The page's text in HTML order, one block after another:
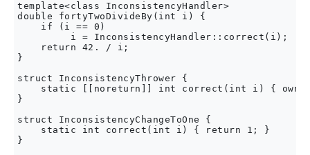
template<class InconsistencyHandler>
double fortyTwoDivideBy(int i) {
    if (i == 0)
         i = InconsistencyHandler::correct(i);
    return 42. / i;
}
struct InconsistencyThrower {
static [[noreturn]] int correct(int i) {
}
struct InconsistencyChangeToOne {
    static int correct(int i) { return 1; }
}